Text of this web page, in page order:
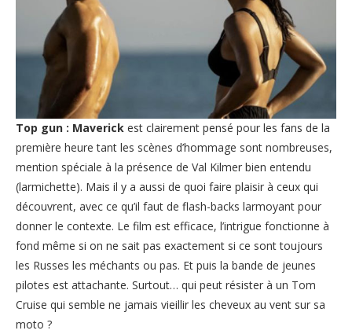
Top gun : Maverick est clairement pensé pour les fans de la
première heure tant les scènes d’hommage sont nombreuses,
mention spéciale à la présence de Val Kilmer bien entendu
(larmichette). Mais il y a aussi de quoi faire plaisir à ceux qui
découvrent, avec ce qu’il faut de flash-backs larmoyant pour
donner le contexte. Le film est efficace, l’intrigue fonctionne à
fond même si on ne sait pas exactement si ce sont toujours
les Russes les méchants ou pas. Et puis la bande de jeunes
pilotes est attachante. Surtout… qui peut résister à un Tom
Cruise qui semble ne jamais vieillir les cheveux au vent sur sa
moto ?